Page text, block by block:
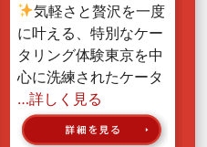
気軽さと贅沢を一度
に叶える、特別なケー
タリング体験東京を中
心に洗練されたケータ
…詳しく見る